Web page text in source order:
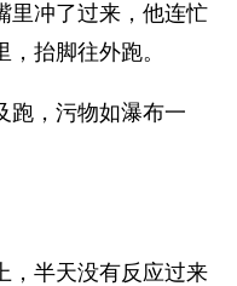
里冲了过来，他连忙
抬脚往外跑。
，污物如瀑布一
半天没有反应过来